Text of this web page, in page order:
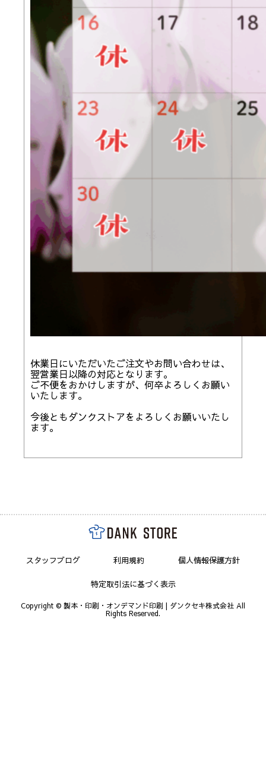
休業日にいただいたご注文やお問い合わせは、
翌営業日以降の対応となります。
ご不便をおかけしますが、何卒よろしくお願い
いたします。
今後ともダンクストアをよろしくお願いいたし
ます。
スタッフブログ 利用規約 個人情報保護方針
特定取引法に基づく表示
Copyright © 製本・印刷・オンデマンド印刷 | ダンクセキ株式会社 All
Rights Reserved.